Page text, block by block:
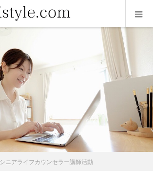
シニアライフカウンセラー講師活動